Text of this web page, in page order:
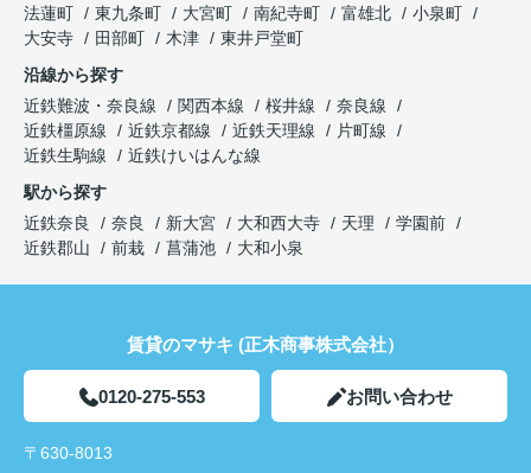
法蓮町
東九条町 大宮町 南紀寺町 富雄北
小泉町
大安寺
田部町 木津
東井戸堂町
沿線から探す
近鉄難波・奈良線
関西本線 桜井線
奈良線
近鉄橿原線
近鉄京都線 近鉄天理線
片町線
近鉄生駒線
近鉄けいはんな線
駅から探す
近鉄奈良
奈良 新大宮 大和西大寺 天理
学園前
近鉄郡山
前栽 菖蒲池 大和小泉
賃貸のマサキ (正木商事株式会社）
0120-275-553 お問い合わせ
〒630-8013